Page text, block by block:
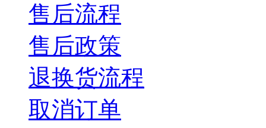
售后流程
售后政策
退换货流程
取消订单